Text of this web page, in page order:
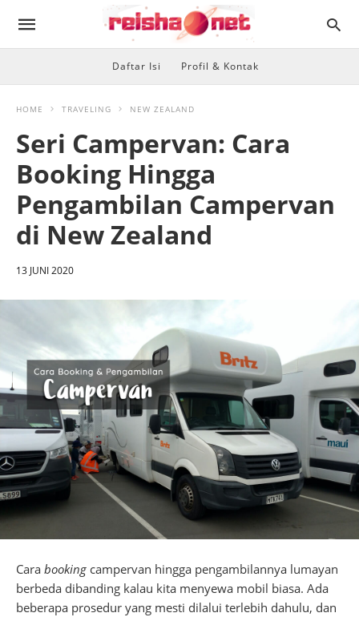
Daftar Isi Profil & Kontak
HOME TRAVELING NEW ZEALAND
Seri Campervan: Cara
Booking Hingga
Pengambilan Campervan
di New Zealand
13 JUNI 2020
Cara booking campervan hingga pengambilannya lumayan
berbeda dibanding kalau kita menyewa mobil biasa. Ada
beberapa prosedur yang mesti dilalui terlebih dahulu, dan